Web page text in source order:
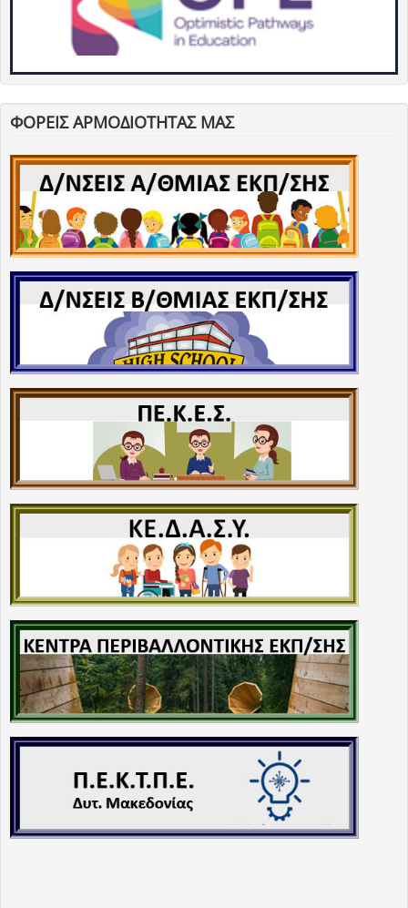
ΦΟΡΕΙΣ ΑΡΜΟΔΙΟΤΗΤΑΣ ΜΑΣ